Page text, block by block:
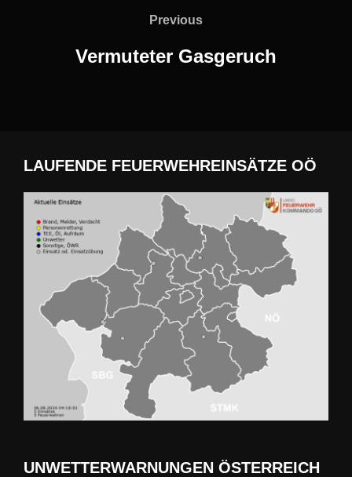
Previous
Previous
Vermuteter Gasgeruch
LAUFENDE FEUERWEHREINSÄTZE OÖ
UNWETTERWARNUNGEN ÖSTERREICH